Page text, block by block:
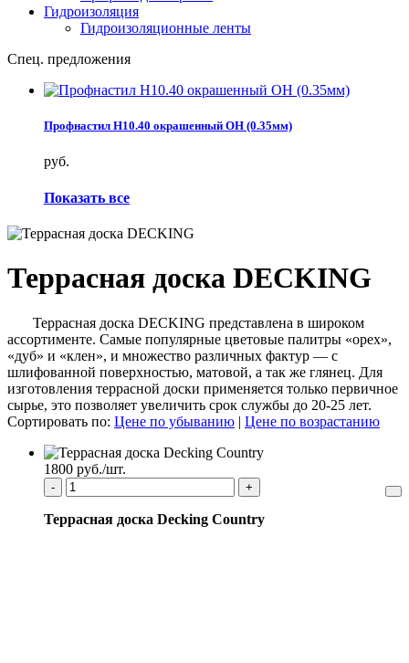
Гидроизоляция
Гидроизоляционные ленты
Спец. предложения
Профнастил Н10.40 окрашенный ОН (0.35мм)
руб.
Показать все
Террасная доска DECKING
Террасная доска DECKING представлена в широком
ассортименте. Самые популярные цветовые палитры «орех»,
«дуб» и «клен», и множество различных фактур — с
шлифованной поверхностью, матовой, а так же глянец. Для
изготовления террасной доски применяется только первичное
сырье, это позволяет увеличить срок службы до 20-25 лет.
Сортировать по: Цене по убыванию | Цене по возрастанию
1800 руб./шт.
- +
Террасная доска Decking Country